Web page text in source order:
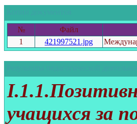
№
Файл
1
421997521.jpg
учащихся за